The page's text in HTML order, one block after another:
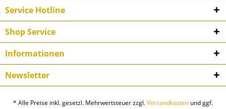
Service Hotline
Shop Service
Informationen
Newsletter
* Alle Preise inkl. gesetzl. Mehrwertsteuer zzgl.Versandkosten und ggf.